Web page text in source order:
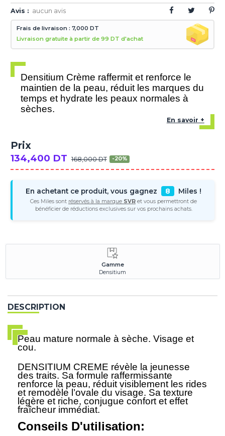
Avis : aucun avis
Frais de livraison : 7,000 DT
Livraison gratuite à partir de 99 DT d'achat
Densitium Crème raffermit et renforce le
maintien de la peau, réduit les marques du
temps et hydrate les peaux normales à
sèches.
En savoir +
Prix
134,400 DT 168,000 DT -20%
En achetant ce produit, vous gagnez 8 Miles !
Ces Miles sont réservés à la marque SVR et vous permettront de
bénéficier de réductions exclusives sur vos prochains achats.
Gamme
Densitium
DESCRIPTION
Peau mature normale à sèche. Visage et
cou.
DENSITIUM CREME révèle la jeunesse
des traits. Sa formule raffermissante
renforce la peau, réduit visiblement les rides
et remodèle l’ovale du visage. Sa texture
légère et riche, conjugue confort et effet
fraîcheur immédiat.
Conseils D'utilisation: